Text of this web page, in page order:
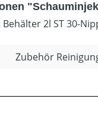
2l ST 30-
Zubehör